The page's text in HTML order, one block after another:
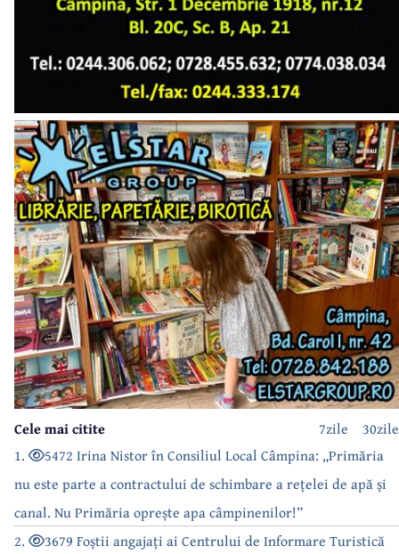
30zile
7zile
Cele mai citite
1.
5472 Irina Nistor în Consiliul Local Câmpina: „Primăria
nu este parte a contractului de schimbare a rețelei de apă și
canal. Nu Primăria oprește apa câmpinenilor!”
2.
3679 Foștii angajați ai Centrului de Informare Turistică